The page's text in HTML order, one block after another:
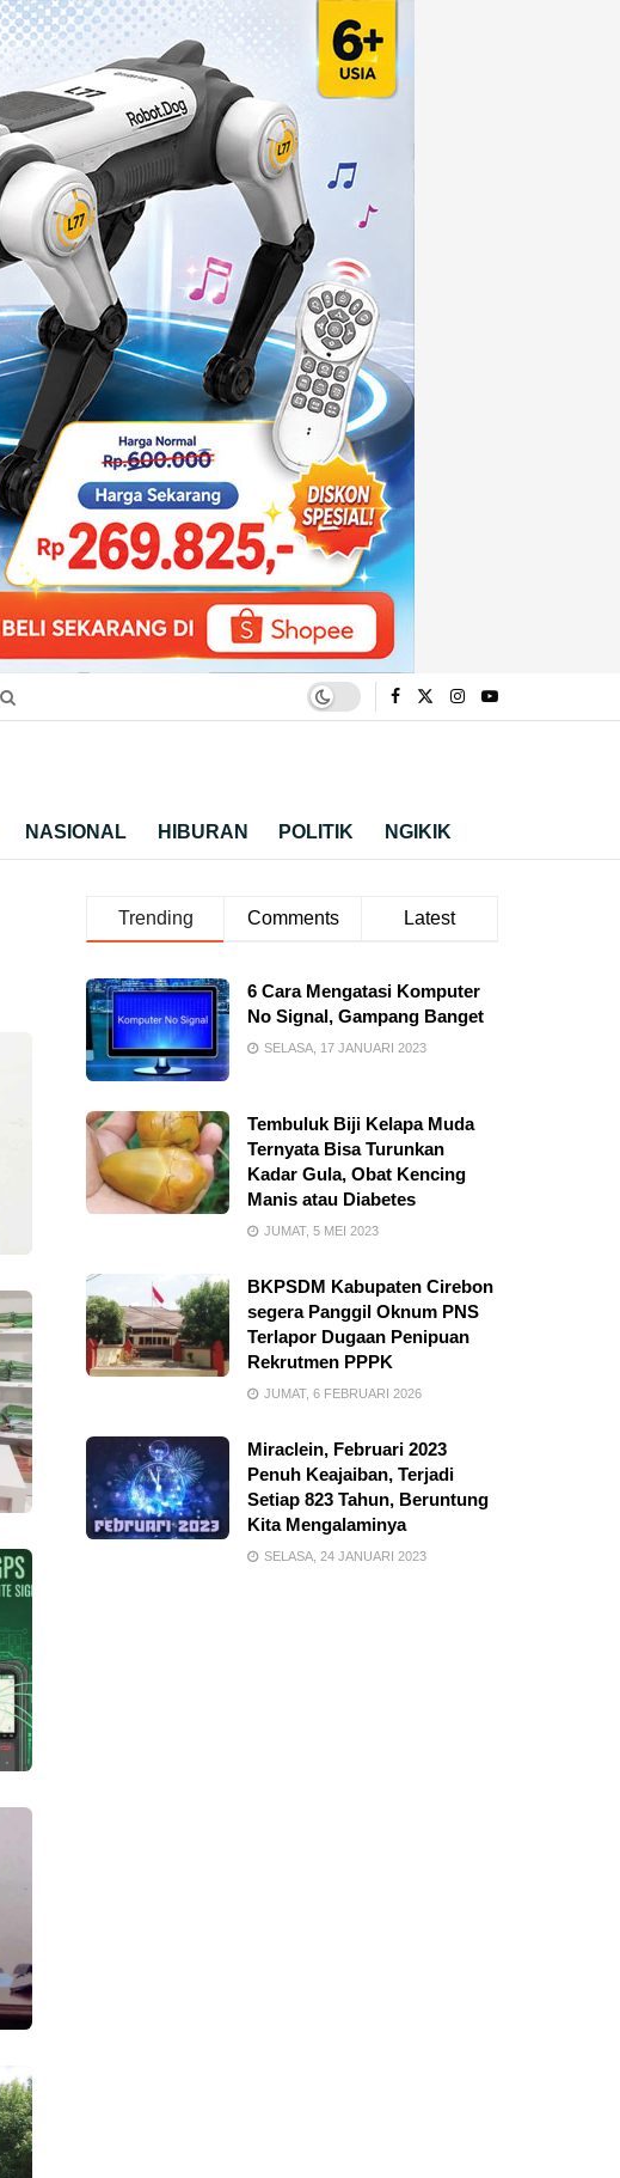
NASIONAL HIBURAN POLITIK NGIKIK
Trending Comments Latest
6 Cara Mengatasi Komputer
No Signal, Gampang Banget
SELASA, 17 JANUARI 2023
Tembuluk Biji Kelapa Muda
Ternyata Bisa Turunkan
Kadar Gula, Obat Kencing
Manis atau Diabetes
JUMAT, 5 MEI 2023
BKPSDM Kabupaten Cirebon
segera Panggil Oknum PNS
Terlapor Dugaan Penipuan
Rekrutmen PPPK
JUMAT, 6 FEBRUARI 2026
Miraclein, Februari 2023
Penuh Keajaiban, Terjadi
Setiap 823 Tahun, Beruntung
Kita Mengalaminya
SELASA, 24 JANUARI 2023